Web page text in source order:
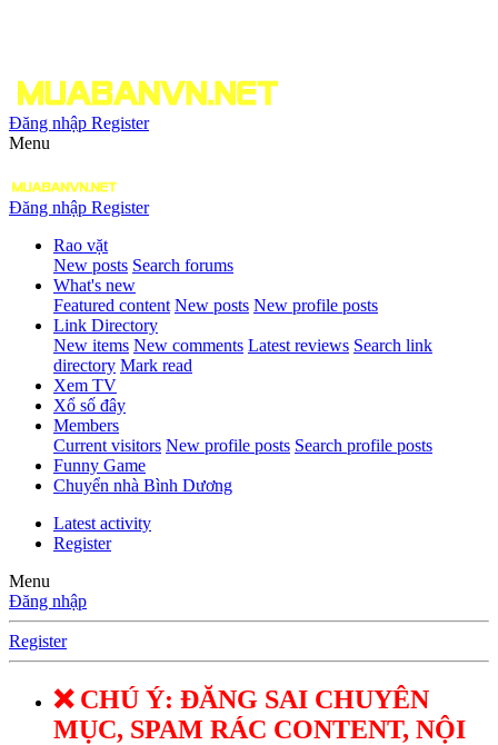
Đăng nhập Register
Menu
Đăng nhập Register
Rao vặt
New posts Search forums
What's new
Featured content New posts New profile posts
Link Directory
New items New comments Latest reviews Search link
directory Mark read
Xem TV
Xổ số đây
Members
Current visitors New profile posts Search profile posts
Funny Game
Chuyển nhà Bình Dương
Latest activity
Register
Menu
Đăng nhập
Register
❌ CHÚ Ý: ĐĂNG SAI CHUYÊN
MỤC, SPAM RÁC CONTENT, NỘI